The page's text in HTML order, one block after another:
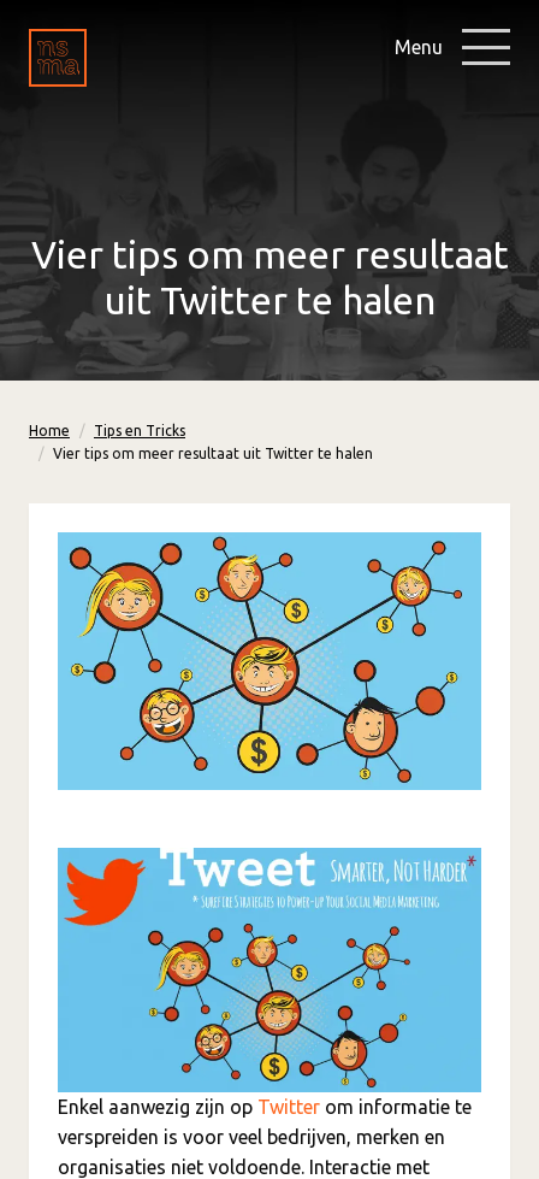
Menu
Vier tips om meer resultaat
uit Twitter te halen
Home
Tips en Tricks
Vier tips om meer resultaat uit Twitter te halen
Enkel aanwezig zijn op Twitter om informatie te
verspreiden is voor veel bedrijven, merken en
organisaties niet voldoende. Interactie met